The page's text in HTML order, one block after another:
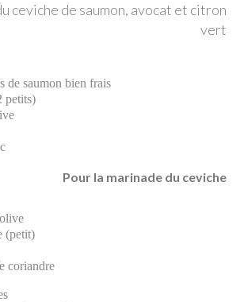
ceviche de saumon, avocat et citron
vert
de saumon bien frais
petits)
Pour la marinade du ceviche
(petit)
coriandre